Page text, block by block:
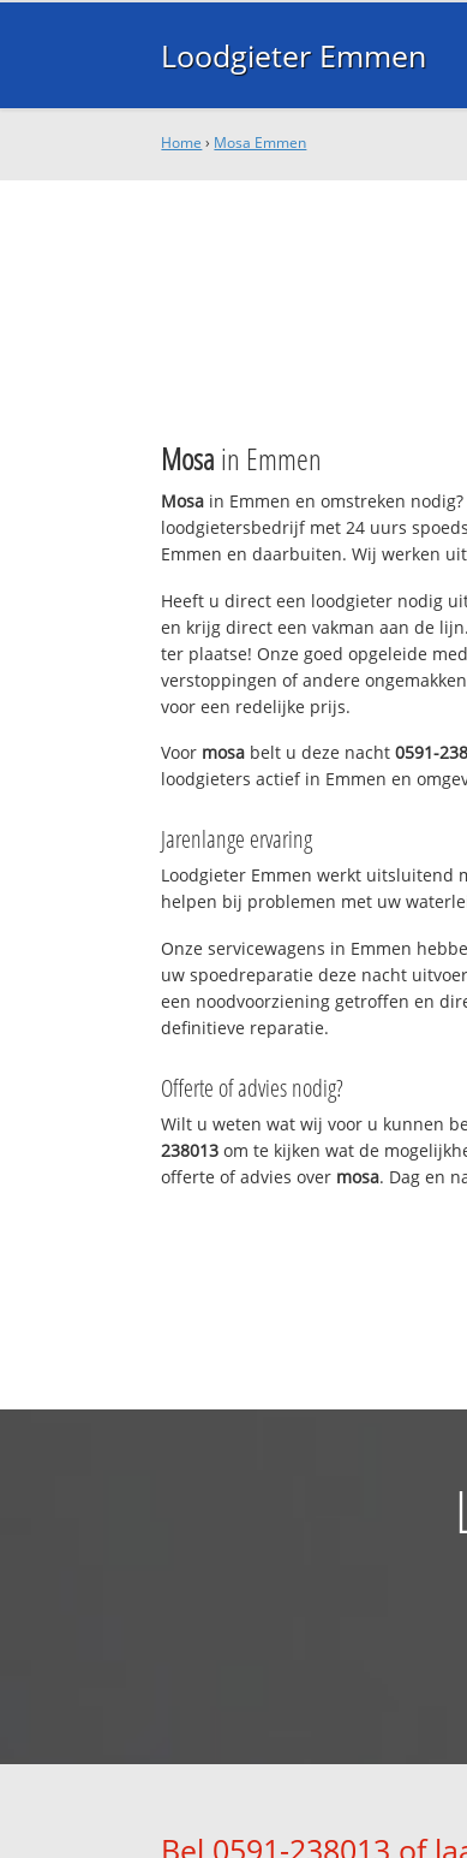
Loodgieter Emmen
Home › Mosa Emmen
Mosa in Emmen
Mosa in Emmen en omstreken
loodgietersbedrijf met 24 uurs
Emmen en daarbuiten. Wij werken
Heeft u direct een loodgieter nodig
en krijg direct een vakman aan de
ter plaatse! Onze goed opgeleide
verstoppingen of andere
voor een redelijke prijs.
Voor mosa belt u deze nacht0591-
loodgieters actief in Emmen en
Jarenlange ervaring
Loodgieter Emmen werkt uitsluitend
helpen bij problemen met uw
Onze servicewagens in Emmen
uw spoedreparatie deze nacht
een noodvoorziening getroffen en
definitieve reparatie.
Offerte of advies nodig?
Wilt u weten wat wij voor u kunnen
238013 om te kijken wat de
offerte of advies over mosa. Dag en
Bel 0591-238013 of